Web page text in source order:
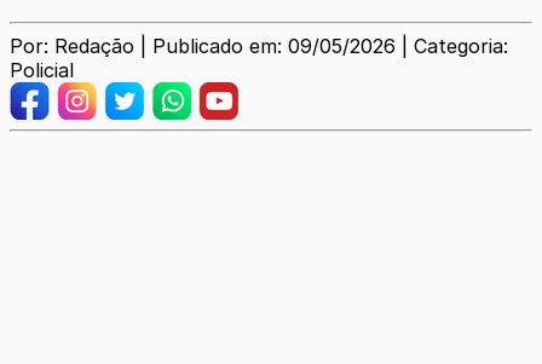
Por: Redação | Publicado em: 09/05/2026 | Categoria:
Policial